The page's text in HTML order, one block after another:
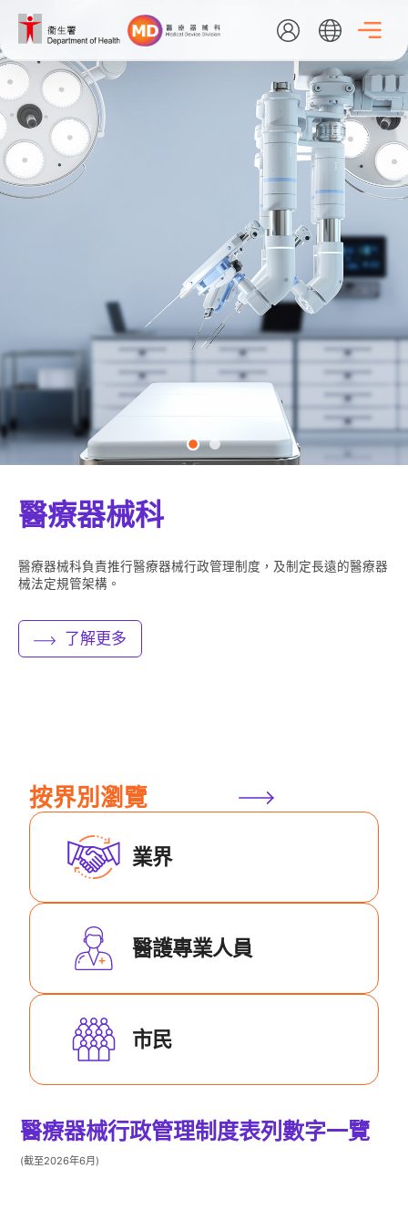
容
最新消息
醫療器械行政管理制度
安全警示及訊息
简
醫療器械科
醫療器械科負責推行醫療器械行政管理制度，及制定長遠的醫療器
械法定規管架構。
了解更多
立即訂閱
按界別瀏覽
業界
醫護專業人員
市民
醫療器械行政管理制度表列數字一覽
(截至2026年6月)